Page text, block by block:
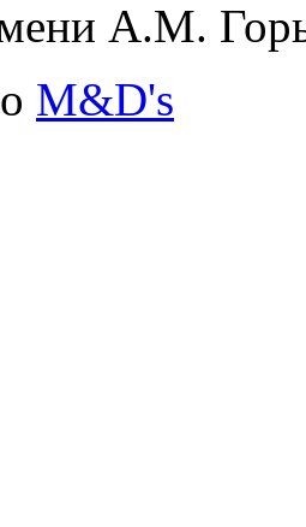
А.М.
M&D's